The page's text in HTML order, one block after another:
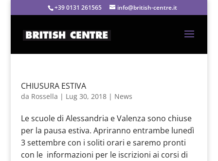
+39 0131 261565 info@british-centre.it
CHIUSURA ESTIVA
da Rossella | Lug 30, 2018| News
Le scuole di Alessandria e Valenza sono chiuse
per la pausa estiva. Apriranno entrambe lunedì
3 settembre con i soliti orari e saremo pronti
con le informazioni per le iscrizioni ai corsi di